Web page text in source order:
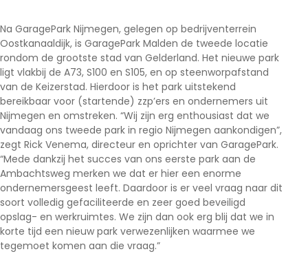
Na GaragePark Nijmegen, gelegen op bedrijventerrein
Oostkanaaldijk, is GaragePark Malden de tweede locatie
rondom de grootste stad van Gelderland. Het nieuwe park
ligt vlakbij de A73, S100 en S105, en op steenworpafstand
van de Keizerstad. Hierdoor is het park uitstekend
bereikbaar voor (startende) zzp’ers en ondernemers uit
Nijmegen en omstreken. “Wij zijn erg enthousiast dat we
vandaag ons tweede park in regio Nijmegen aankondigen”,
zegt Rick Venema, directeur en oprichter van GaragePark.
“Mede dankzij het succes van ons eerste park aan de
Ambachtsweg merken we dat er hier een enorme
ondernemersgeest leeft. Daardoor is er veel vraag naar dit
soort volledig gefaciliteerde en zeer goed beveiligd
opslag- en werkruimtes. We zijn dan ook erg blij dat we in
korte tijd een nieuw park verwezenlijken waarmee we
tegemoet komen aan die vraag.”